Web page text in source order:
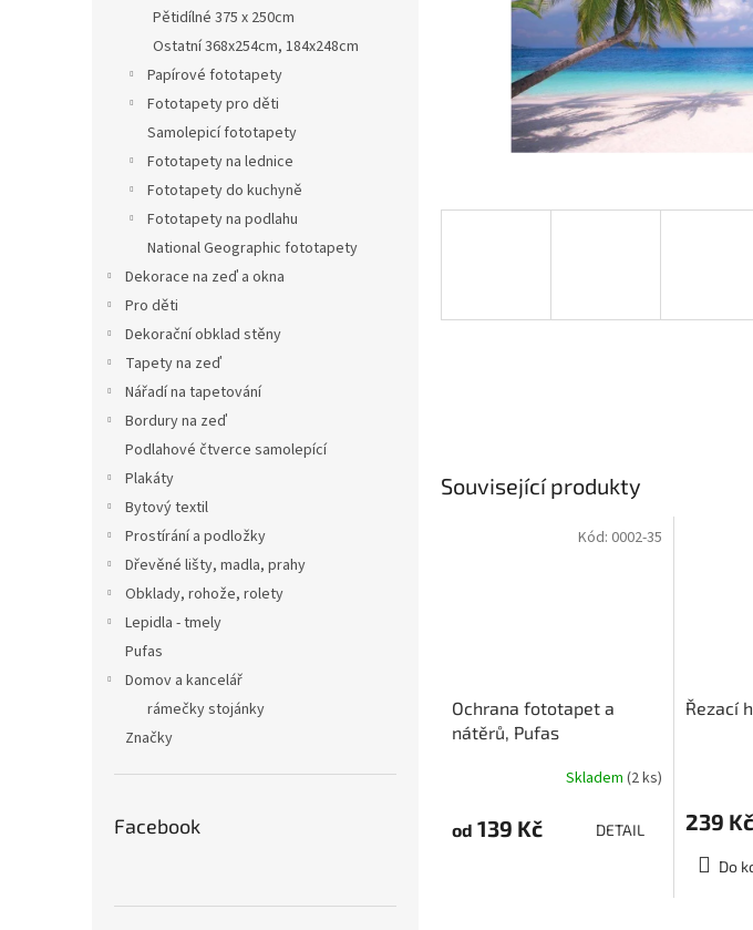
Pětidílné 375 x 250cm
Ostatní 368x254cm, 184x248cm
Papírové fototapety
Fototapety pro děti
Samolepicí fototapety
Fototapety na lednice
Fototapety do kuchyně
Fototapety na podlahu
National Geographic fototapety
Dekorace na zeď a okna
Pro děti
Dekorační obklad stěny
Tapety na zeď
Nářadí na tapetování
Bordury na zeď
Podlahové čtverce samolepící
Plakáty
Bytový textil
Prostírání a podložky
Dřevěné lišty, madla, prahy
Obklady, rohože, rolety
Lepidla - tmely
Pufas
Domov a kancelář
rámečky stojánky
Značky
Facebook
Související produkty
Ochrana fototapet a
nátěrů, Pufas
Skladem (2 ks)
od 139 Kč DETAIL
Kód: 0002-35
Řezací
239 Kč
Do